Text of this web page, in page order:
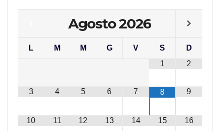
Agosto2026
L M M G V S
D
1
2
3 4 5 6 7 8 9
10 11 12 13 14 15 16